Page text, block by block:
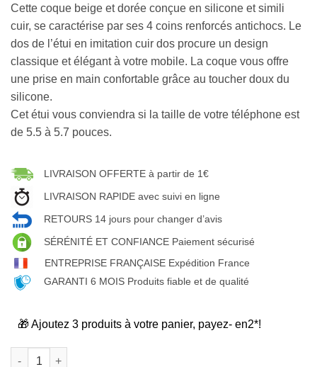
Cette coque beige et dorée conçue en silicone et simili
cuir, se caractérise par ses 4 coins renforcés antichocs. Le
dos de l’étui en imitation cuir dos procure un design
classique et élégant à votre mobile. La coque vous offre
une prise en main confortable grâce au toucher doux du
silicone.
Cet étui vous conviendra si la taille de votre téléphone est
de 5.5 à 5.7 pouces.
LIVRAISON OFFERTE à partir de 1€
LIVRAISON RAPIDE avec suivi en ligne
RETOURS 14 jours pour changer d’avis
SÉRÉNITÉ ET CONFIANCE Paiement sécurisé
ENTREPRISE FRANÇAISE Expédition France
GARANTI 6 MOIS Produits fiable et de qualité
🎁 Ajoutez 3 produits à votre panier, payez- en2*!
quantité de Coque universelle antichocs silicone/cuir beige